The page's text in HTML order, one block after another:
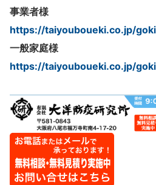
事業者様
https://taiyouboueki.co.jp/
一般家庭様
https://taiyouboueki.co.jp/